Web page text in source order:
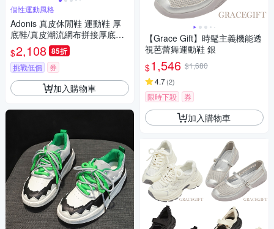
個性運動風格
Adonis 真皮休閒鞋 運動鞋 厚
底鞋/真皮潮流網布拼接厚底休
閒運動鞋 米
$2,108 85折
挑戰低價 券
加入購物車
【Grace Gift】時髦主義機能透
視芭蕾舞運動鞋 銀
$1,546 $1,680
4.7(2)
限時下殺 券
加入購物車